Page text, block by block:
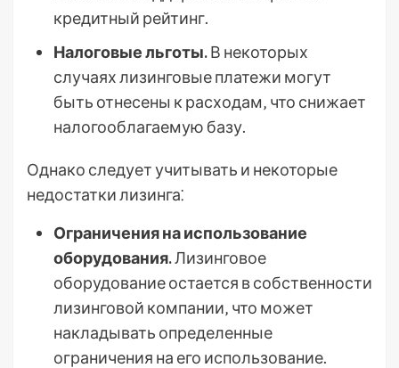
кредитный рейтинг.
Налоговые льготы.В некоторых
случаях лизинговые платежи могут
быть отнесены к расходам‚ что снижает
налогооблагаемую базу.
Однако следует учитывать и некоторые
недостатки лизинга⁚
Ограничения на использование
оборудования.Лизинговое
оборудование остается в собственности
лизинговой компании‚ что может
накладывать определенные
ограничения на его использование.